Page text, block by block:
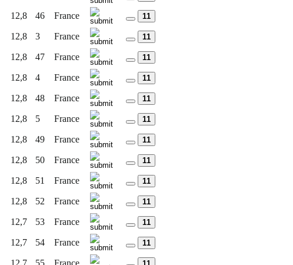
12,8 46 France 11
12,8 3 France 11
12,8 47 France 11
12,8 4 France 11
12,8 48 France 11
12,8 5 France 11
12,8 49 France 11
12,8 50 France 11
12,8 51 France 11
12,8 52 France 11
12,7 53 France 11
12,7 54 France 11
12,7 55 France